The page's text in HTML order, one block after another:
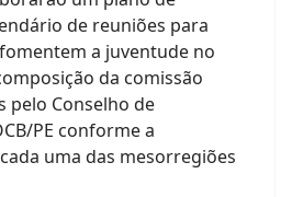
de reuniões para
a juventude no
da comissão
pelo Conselho de
PE conforme a
uma das mesorregiões